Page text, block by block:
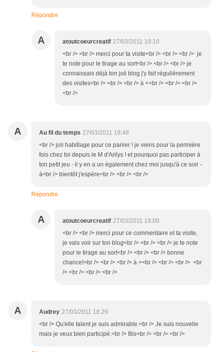
Répondre
A atoutcoeurcreatif 27/03/2011 19:10
<br /> <br /> merci pour ta visite<br /> <br /> <br /> je
te note pour le tirage au sort<br /> <br /> <br /> je
connaissais déjà ton joli blog j'y fait régulièrement
des visites<br /> <br /> <br /> à +<br /> <br /> <br />
<br />
A Au fil du temps 27/03/2011 18:48
<br /> joli habillage pour ce panier ! je viens pour la permière
fois chez toi depuis le M d'Arilys ! et pourquoi pas participer à
ton petit jeu - il y en a un également chez moi jusqu'à ce soir -
à<br /> bientôt j'espère<br /> <br /> <br />
Répondre
A atoutcoeurcreatif 27/03/2011 19:00
<br /> <br /> merci pour ce commentaire et ta visite,
je vais voir sur ton blog<br /> <br /> <br /> je te note
pour le tirage au sort<br /> <br /> <br /> bonne
chance!<br /> <br /> <br /> à +<br /> <br /> <br /> <br
/> <br /> <br /> <br />
A Audrey 27/03/2011 18:29
<br /> Qu'elle talent je suis admirable.<br /> Je suis nouvelle
mais je veux bien participé.<br /> Bis<br /> <br /> <br />